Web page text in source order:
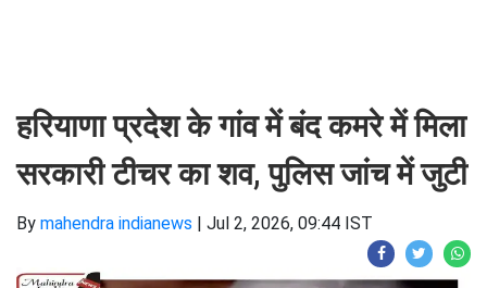
हरियाणा प्रदेश के गांव में बंद कमरे में मिला
सरकारी टीचर का शव, पुलिस जांच में जुटी
By mahendra indianews | Jul 2, 2026, 09:44 IST